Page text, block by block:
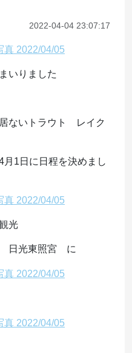
2022-04-04 23:07:17
いりました
ないトラウト レイク
1日に日程を決めまし
光
日光東照宮 に